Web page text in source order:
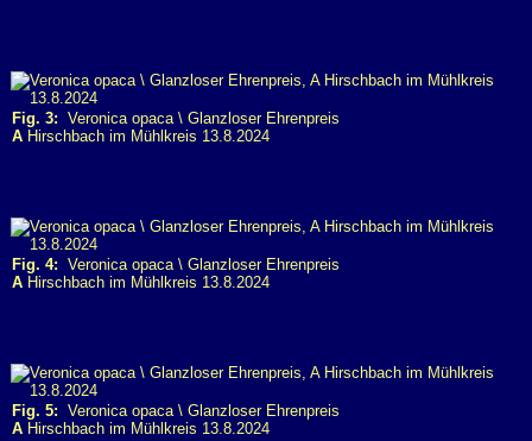
Fig. 3: Veronica opaca \ Glanzloser Ehrenpreis
A Hirschbach im Mühlkreis 13.8.2024
Fig. 4: Veronica opaca \ Glanzloser Ehrenpreis
A Hirschbach im Mühlkreis 13.8.2024
Fig. 5: Veronica opaca \ Glanzloser Ehrenpreis
A Hirschbach im Mühlkreis 13.8.2024